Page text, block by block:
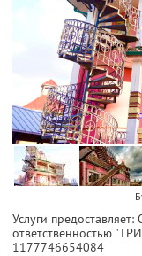
Услуги
ответственностью
1177746654084